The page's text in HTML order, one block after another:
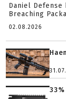
Daniel
Breaching
02.08.2026